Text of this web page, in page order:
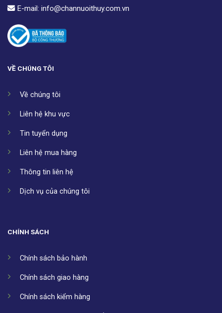
E-mail: info@channuoithuy.com.vn
VỀ CHÚNG TÔI
Về chúng tôi
Liên hệ khu vực
Tin tuyển dụng
Liên hệ mua hàng
Thông tin liên hệ
Dịch vụ của chúng tôi
CHÍNH SÁCH
Chính sách bảo hành
Chính sách giao hàng
Chính sách kiểm hàng